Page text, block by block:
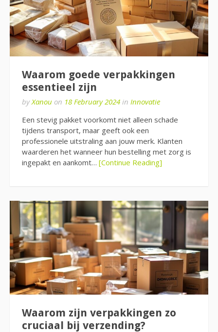
Waarom goede verpakkingen
essentieel zijn
byXanou on 18 February 2024 in Innovatie
Een stevig pakket voorkomt niet alleen schade
tijdens transport, maar geeft ook een
professionele uitstraling aan jouw merk. Klanten
waarderen het wanneer hun bestelling met zorg is
ingepakt en aankomt… [Continue Reading]
Waarom zijn verpakkingen zo
cruciaal bij verzending?